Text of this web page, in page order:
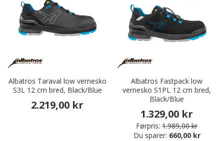
Albatros Taraval low vernesko
S3L 12 cm bred, Black/Blue
2.219,00 kr
Albatros Fastpack low
vernesko S1PL 12 cm bred,
Black/Blue
1.329,00 kr
Førpris: 1.989,00 kr
Du sparer: 660,00 kr